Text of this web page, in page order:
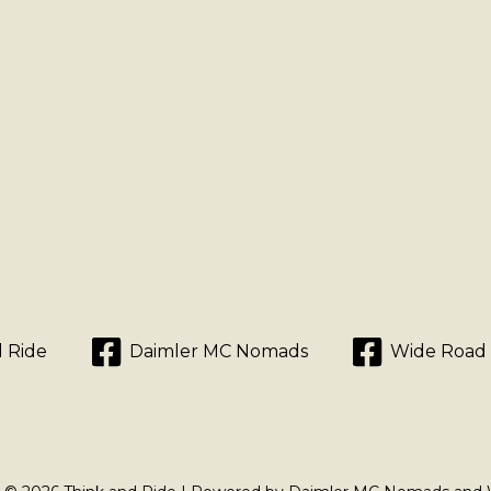
Ride Daimler MC Nomads Wide Road